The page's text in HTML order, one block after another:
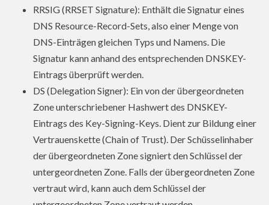
RRSIG (RRSET Signature): Enthält die Signatur eines
DNS Resource-Record-Sets, also einer Menge von
DNS-Einträgen gleichen Typs und Namens. Die
Signatur kann anhand des entsprechenden DNSKEY-
Eintrags überprüft werden.
DS (Delegation Signer): Ein von der übergeordneten
Zone unterschriebener Hashwert des DNSKEY-
Eintrags des Key-Signing-Keys. Dient zur Bildung einer
Vertrauenskette (Chain of Trust). Der Schüsselinhaber
der übergeordneten Zone signiert den Schlüssel der
untergeordneten Zone. Falls der übergeordneten Zone
vertraut wird, kann auch dem Schlüssel der